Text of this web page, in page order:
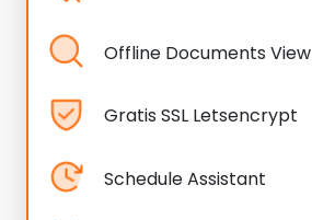
Offline Documents View
Gratis SSL Letsencrypt
Schedule Assistant